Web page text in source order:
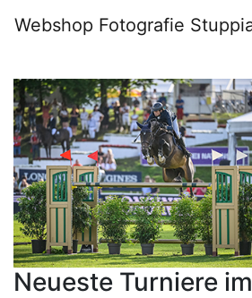
Webshop Fotografie
Neueste Turniere